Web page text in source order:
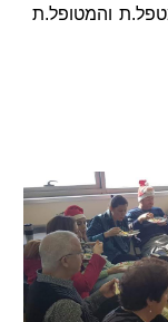
והמטופל.ת